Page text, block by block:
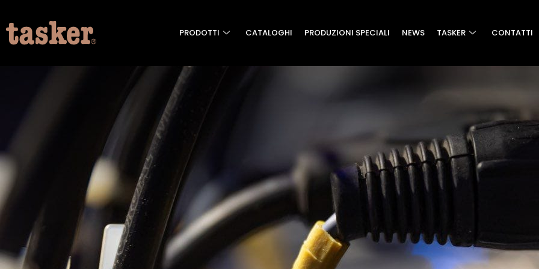
PRODOTTI CATALOGHI PRODUZIONI SPECIALI NEWS TASKER CONTATTI